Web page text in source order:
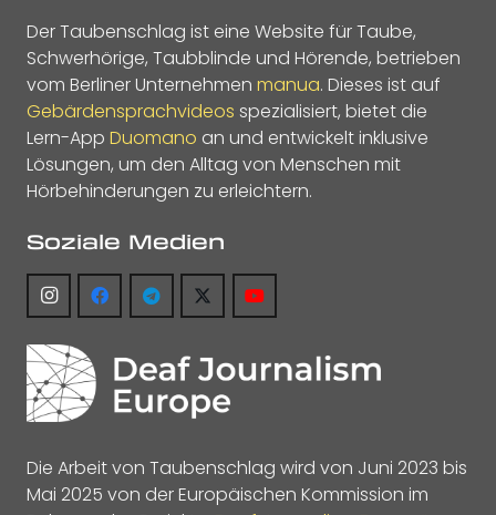
Der Taubenschlag ist eine Website für Taube,
Schwerhörige, Taubblinde und Hörende, betrieben
vom Berliner Unternehmen manua. Dieses ist auf
Gebärdensprachvideos spezialisiert, bietet die
Lern-App Duomano an und entwickelt inklusive
Lösungen, um den Alltag von Menschen mit
Hörbehinderungen zu erleichtern.
Soziale Medien
Die Arbeit von Taubenschlag wird von Juni 2023 bis
Mai 2025 von der Europäischen Kommission im